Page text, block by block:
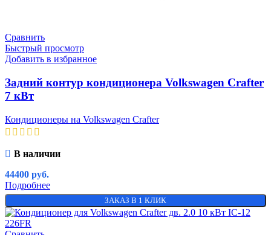
Сравнить
Быстрый просмотр
Добавить в избранное
Задний контур кондиционера Volkswagen Crafter
7 кВт
Кондиционеры на Volkswagen Crafter
В наличии
44400 руб.
Подробнее
ЗАКАЗ В 1 КЛИК